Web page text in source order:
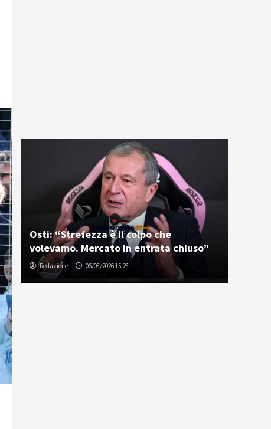
Osti: “Strefezza è il colpo che
volevamo. Mercato in entrata chiuso”
Redazione 06/08/2026 15:28